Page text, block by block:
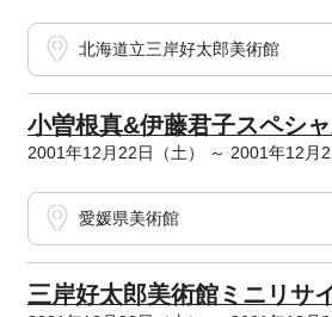
北海道立三岸好太郎美術館
小曽根真&伊藤君子スペシ
2001年12月22日（土） ～ 2001年12月
愛媛県美術館
三岸好太郎美術館ミニリサ